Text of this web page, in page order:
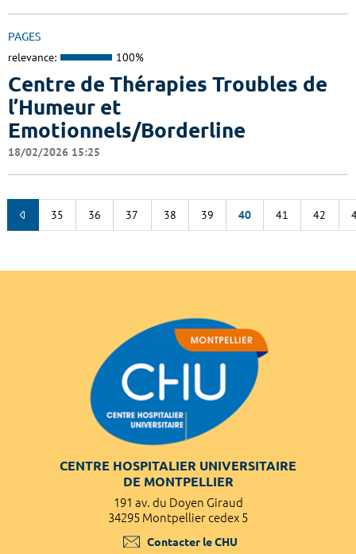
PAGES
relevance: 100%
Centre de Thérapies Troubles de
l’Humeur et
Emotionnels/Borderline
18/02/2026 15:25
35 36 37 38 39 40 41 42
CENTRE HOSPITALIER UNIVERSITAIRE
DE MONTPELLIER
191 av. du Doyen Giraud
34295 Montpellier cedex 5
Contacter le CHU